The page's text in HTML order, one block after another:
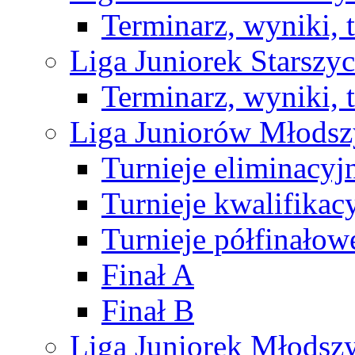
Terminarz, wyniki,
Liga Juniorek
Terminarz, wyniki,
Liga Juniorów
Turnieje
Turnieje
Turnieje
Finał A
Finał B
Liga Juniorek